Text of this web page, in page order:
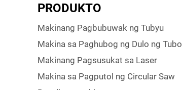
PRODUKTO
Makinang Pagbubuwak ng Tubyu
Makina sa Paghubog ng Dulo ng Tubo
Makinang Pagsusukat sa Laser
Makina sa Pagputol ng Circular Saw